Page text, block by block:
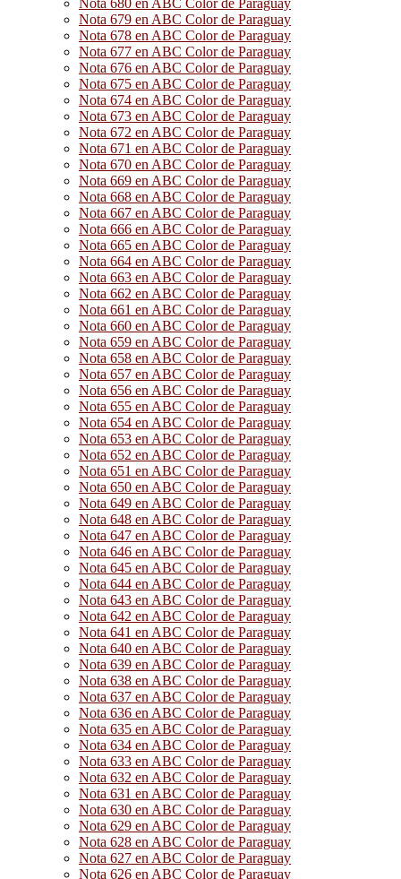
Nota 680 en ABC Color de Paraguay
Nota 679 en ABC Color de Paraguay
Nota 678 en ABC Color de Paraguay
Nota 677 en ABC Color de Paraguay
Nota 676 en ABC Color de Paraguay
Nota 675 en ABC Color de Paraguay
Nota 674 en ABC Color de Paraguay
Nota 673 en ABC Color de Paraguay
Nota 672 en ABC Color de Paraguay
Nota 671 en ABC Color de Paraguay
Nota 670 en ABC Color de Paraguay
Nota 669 en ABC Color de Paraguay
Nota 668 en ABC Color de Paraguay
Nota 667 en ABC Color de Paraguay
Nota 666 en ABC Color de Paraguay
Nota 665 en ABC Color de Paraguay
Nota 664 en ABC Color de Paraguay
Nota 663 en ABC Color de Paraguay
Nota 662 en ABC Color de Paraguay
Nota 661 en ABC Color de Paraguay
Nota 660 en ABC Color de Paraguay
Nota 659 en ABC Color de Paraguay
Nota 658 en ABC Color de Paraguay
Nota 657 en ABC Color de Paraguay
Nota 656 en ABC Color de Paraguay
Nota 655 en ABC Color de Paraguay
Nota 654 en ABC Color de Paraguay
Nota 653 en ABC Color de Paraguay
Nota 652 en ABC Color de Paraguay
Nota 651 en ABC Color de Paraguay
Nota 650 en ABC Color de Paraguay
Nota 649 en ABC Color de Paraguay
Nota 648 en ABC Color de Paraguay
Nota 647 en ABC Color de Paraguay
Nota 646 en ABC Color de Paraguay
Nota 645 en ABC Color de Paraguay
Nota 644 en ABC Color de Paraguay
Nota 643 en ABC Color de Paraguay
Nota 642 en ABC Color de Paraguay
Nota 641 en ABC Color de Paraguay
Nota 640 en ABC Color de Paraguay
Nota 639 en ABC Color de Paraguay
Nota 638 en ABC Color de Paraguay
Nota 637 en ABC Color de Paraguay
Nota 636 en ABC Color de Paraguay
Nota 635 en ABC Color de Paraguay
Nota 634 en ABC Color de Paraguay
Nota 633 en ABC Color de Paraguay
Nota 632 en ABC Color de Paraguay
Nota 631 en ABC Color de Paraguay
Nota 630 en ABC Color de Paraguay
Nota 629 en ABC Color de Paraguay
Nota 628 en ABC Color de Paraguay
Nota 627 en ABC Color de Paraguay
Nota 626 en ABC Color de Paraguay